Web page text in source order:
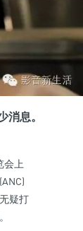
息。
会上
疑打